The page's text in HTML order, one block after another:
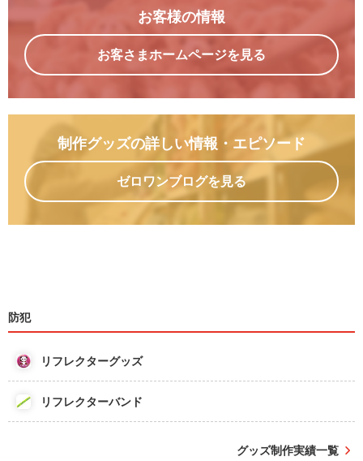
お客様の情報
お客さまホームページを見る
制作グッズの詳しい情報 ・エピソード
ゼロワンブログを見る
防犯
リフレクターグッズ
リフレクターバンド
グッズ制作実績一覧